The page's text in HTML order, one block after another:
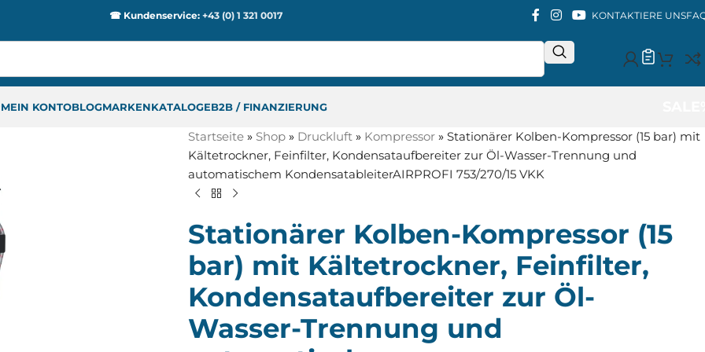
☎ Kundenservice:+43 (0) 1 321 0017 KONTAKTIERE UNS
MEIN KONTOBLOGMARKENKATALOGEB2B / FINANZIERUNG
Startseite » Shop » Druckluft » Kompressor » Stationärer Kolben-Kompressor (15 bar) mit
Kältetrockner, Feinfilter, Kondensataufbereiter zur Öl-Wasser-Trennung und
automatischem KondensatableiterAIRPROFI 753/270/15 VKK
Stationärer Kolben-Kompressor (15
bar) mit Kältetrockner, Feinfilter,
Kondensataufbereiter zur Öl-
Wasser-Trennung und